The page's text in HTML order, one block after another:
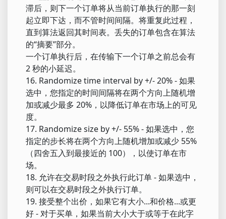
滞后，则下一个订单将从当前订单执行的那一刻
起立即下达，而不管时间间隔。将重复此过程，
直到算法返回其时间表。丢失的订单包含在算法
的“摘要”部分。
一个订单执行后，在传输下一个订单之前总会有
2 秒的小延迟。
16. Randomize time interval by +/- 20% - 如果
选中，您指定的时间间隔将在两个方向上随机增
加或减少最多 20%，以降低订单在市场上的可见
度。
17. Randomize size by +/- 55% - 如果选中，您
指定的步长将在两个方向上随机增加或减少 55%
（四舍五入到最接近的 100），以使订单在市
场。
18. 允许在交易时段之外执行此订单 - 如果选中，
则可以在交易时段之外执行订单。
19. 接受整个出价，如果它有大小...和价格...或更
好 - 对于买单，如果当前大小大于或等于在此字